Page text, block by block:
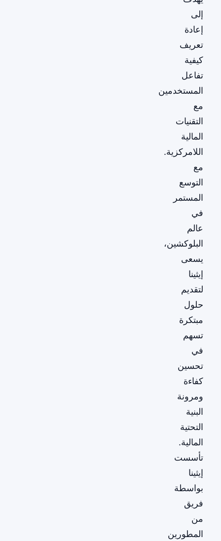
إلى
إعادة
تعريف
كيفية
تفاعل
المستخدمين
مع
التقنيات
المالية
اللامركزية.
مع
التوسع
المستمر
في
عالم
البلوكشين،
يسعى
إيثينا
لتقديم
حلول
مبتكرة
تسهم
في
تحسين
كفاءة
ومرونة
البنية
التحتية
المالية.
تأسست
إيثينا
بواسطة
فريق
من
المطورين